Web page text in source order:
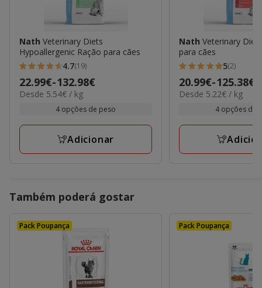
Nath Veterinary Diets
Hypoallergenic Ração para cães
4.7
estrelas
com
avaliações
4.7(19)
Preço
de
a
22.99€-132.98€
5.54€
Desde 5.54€ / kg
4 opções de peso
Adicionar
NathVeterinary
para cães
5
estrelas
com
avaliações
5(2)
Preço
de
a
20.99€-125.38€
5.22€
Desde 5.22€ / kg
4 opções de
Também poderá gostar
Pack Poupança Pack Poupança